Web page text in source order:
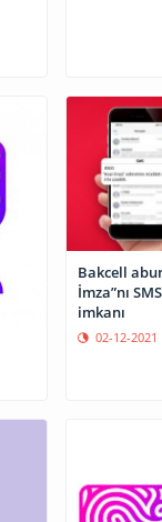
Bakcell
İmza”nı
imkanı
02-12-2021